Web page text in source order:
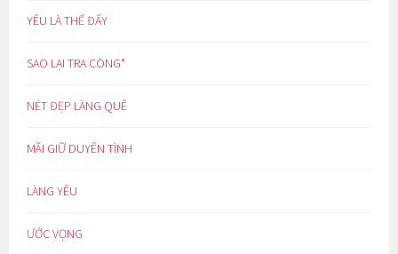
YÊU LÀ THẾ ĐẤY
SAO LẠI TRA CÒNG*
NÉT ĐẸP LÀNG QUÊ
MÃI GIỮ DUYÊN TÌNH
LÀNG YÊU
ƯỚC VỌNG